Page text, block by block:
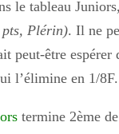
le tableau
Plérin). Il ne
peut-être espérer
l’élimine en 1/8F.
termine 2ème